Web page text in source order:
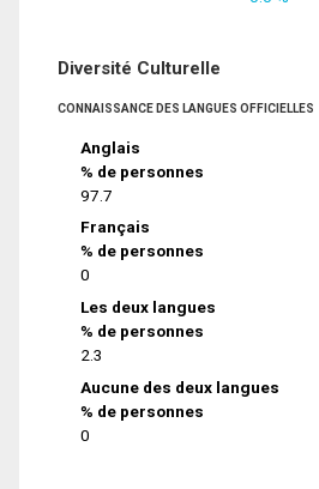
Diversité Culturelle
CONNAISSANCE DES LANGUES OFFICIELLES
Anglais
% de personnes
97.7
Français
% de personnes
0
Les deux langues
% de personnes
2.3
Aucune des deux langues
% de personnes
0